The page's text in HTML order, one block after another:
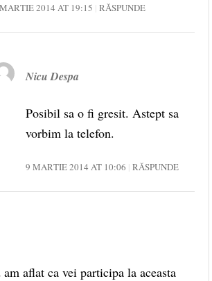
2014 AT 19:15 RĂSPUNDE
Nicu Despa
Posibil sa o fi gresit. Astept sa
vorbim la telefon.
9 MARTIE 2014 AT 10:06 RĂSPUNDE
am aflat ca vei participa la aceasta